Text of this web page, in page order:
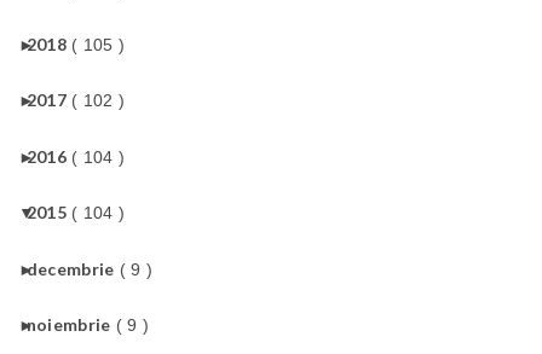
►
2018 ( 105 )
►
2017 ( 102 )
►
2016 ( 104 )
▼
2015 ( 104 )
►
decembrie ( 9 )
►
noiembrie ( 9 )